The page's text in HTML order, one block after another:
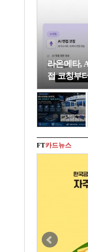
라온메타,
접 코칭부
FT카드뉴스